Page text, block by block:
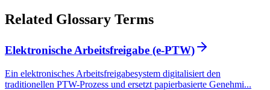
Related Glossary Terms
Elektronische Arbeitsfreigabe (e-PTW)
Ein elektronisches Arbeitsfreigabesystem digitalisiert den
traditionellen PTW-Prozess und ersetzt papierbasierte Genehmi...